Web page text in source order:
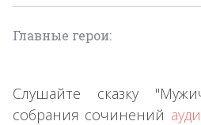
Главные герои:
Слушайте сказку
собрания сочинений